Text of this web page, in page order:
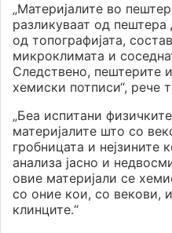
„Материјалите во
разликуваат од
од топографијата,
микроклимата и
Следствено, пештерите
хемиски потписи“, рече
„Беа испитани
материјалите што со
гробницата и нејзините
анализа јасно и
овие материјали се
со оние кои, со векови,
клинците.“